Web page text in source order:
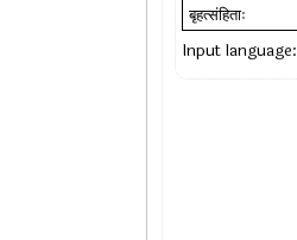
Input language: